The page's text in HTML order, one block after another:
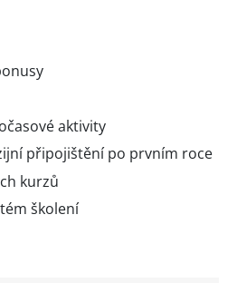
aktivity
připojištění po prvním roce
kurzů
školení